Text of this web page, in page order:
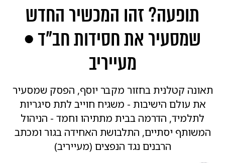
תופעה? זהו המכשיר החדש
שמסעיר את חסידות חב"ד •
מעייריב
תאונה קטלנית בחזור מקבר יוסף, הפסק שמסעיר
את עולם הישיבות - משגיח חוייב לתת סיגריות
לתלמיד, הדרמה בבית מתתיהו וחמד - הניהול
המשותף יסתיים, התלבושת האחידה בגור ומכתב
הרבנים נגד הנפצים (מעייריב)